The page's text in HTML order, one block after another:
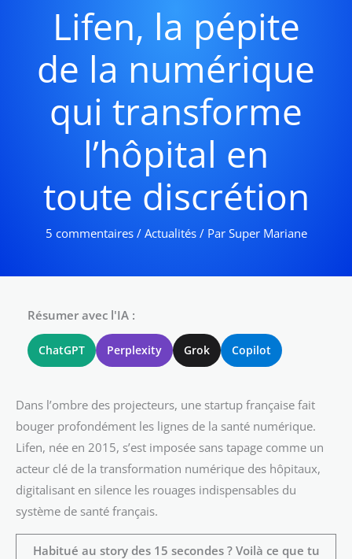
Lifen, la pépite
de la numérique
qui transforme
l’hôpital en
toute discrétion
5 commentaires / Actualités/ Par Super Mariane
Résumer avec l'IA :
ChatGPT Perplexity Grok Copilot
Dans l’ombre des projecteurs, une startup française fait
bouger profondément les lignes de la santé numérique.
Lifen, née en 2015, s’est imposée sans tapage comme un
acteur clé de la transformation numérique des hôpitaux,
digitalisant en silence les rouages indispensables du
système de santé français.
Habitué au story des 15 secondes ? Voilà ce que tu